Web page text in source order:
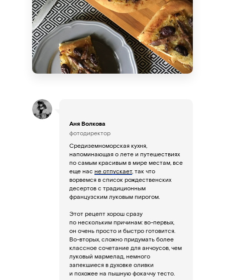
Аня Волкова
фотодиректор
Средиземноморская кухня,
напоминающая о лете и путешествиях
по самым красивым в мире местам, все
еще нас не отпускает, так что
ворвемся в список рождественских
десертов с традиционным
французским луковым пирогом.
Этот рецепт хорош сразу
по нескольким причинам: во-первых,
он очень просто и быстро готовится.
Во-вторых, сложно придумать более
классное сочетание для анчоусов, чем
луковый мармелад, немного
запекшиеся в духовке оливки
и похожее на пышную фокаччу тесто.